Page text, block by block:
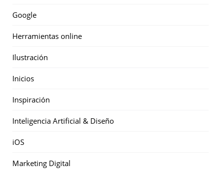
Google
Herramientas online
Ilustración
Inicios
Inspiración
Inteligencia Artificial & Diseño
iOS
Marketing Digital